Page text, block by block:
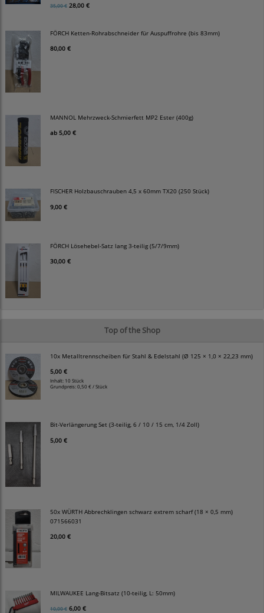
35,00 € 28,00 €
FÖRCH Ketten-Rohrabschneider für Auspuffrohre (bis 83mm)
80,00 €
MANNOL Mehrzweck-Schmierfett MP2 Ester (400g)
ab 5,00 €
FISCHER Holzbauschrauben 4,5 x 60mm TX20 (250 Stück)
9,00 €
FÖRCH Lösehebel-Satz lang 3-teilig (5/7/9mm)
30,00 €
Top of the Shop
10x Metalltrennscheiben für Stahl & Edelstahl (Ø 125 × 1,0 × 22,23 mm)
5,00 €
Inhalt: 10 Stück
Grundpreis:0,50 € / Stück
Bit-Verlängerung Set (3-teilig, 6 / 10 / 15 cm, 1/4 Zoll)
5,00 €
50x WÜRTH Abbrechklingen schwarz extrem scharf (18 × 0,5 mm)
071566031
20,00 €
MILWAUKEE Lang-Bitsatz (10-teilig, L: 50mm)
10,00 € 6,00 €